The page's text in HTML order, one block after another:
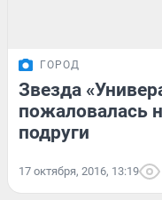
ГОРОД
Звезда
пожаловалась
подруги
17 октября, 2016, 13:19